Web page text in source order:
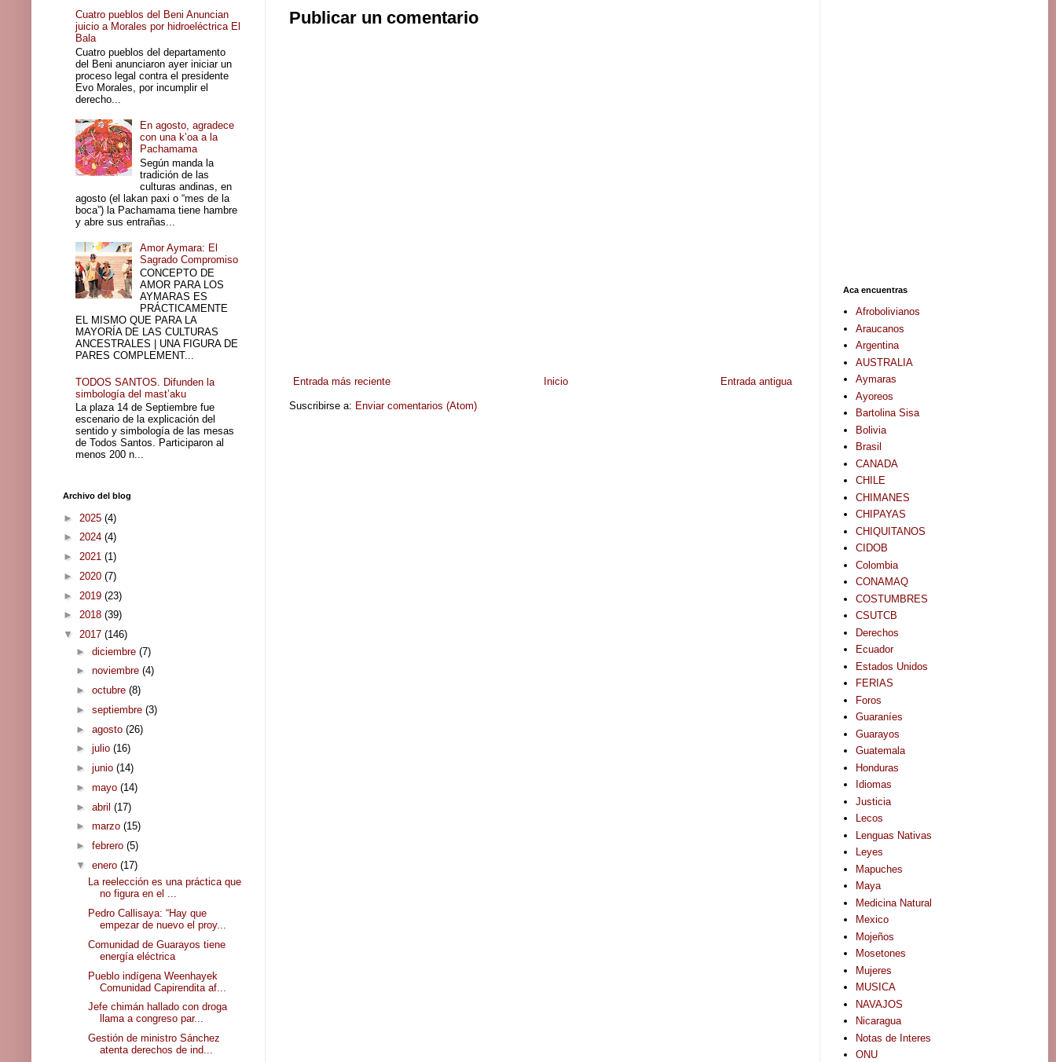
Publicar un comentario
Entrada más reciente Entrada antigua
Inicio
Suscribirse a: Enviar comentarios (Atom)
Cuatro pueblos del Beni Anuncian
juicio a Morales por hidroeléctrica El
Bala
Cuatro pueblos del departamento
del Beni anunciaron ayer iniciar un
proceso legal contra el presidente
Evo Morales, por incumplir el
derecho...
En agosto, agradece
con una k’oa a la
Pachamama
Según manda la
tradición de las
culturas andinas, en
agosto (el lakan paxi o “mes de la
boca”) la Pachamama tiene hambre
y abre sus entrañas...
Amor Aymara: El
Sagrado Compromiso
CONCEPTO DE
AMOR PARA LOS
AYMARAS ES
PRÁCTICAMENTE
EL MISMO QUE PARA LA
MAYORÍA DE LAS CULTURAS
ANCESTRALES | UNA FIGURA DE
PARES COMPLEMENT...
TODOS SANTOS. Difunden la
simbología del mast’aku
La plaza 14 de Septiembre fue
escenario de la explicación del
sentido y simbología de las mesas
de Todos Santos. Participaron al
menos 200 n...
Archivo del blog
► 2025 (4)
► 2024 (4)
► 2021 (1)
► 2020 (7)
► 2019 (23)
► 2018 (39)
▼ 2017 (146)
► diciembre (7)
► noviembre (4)
► octubre (8)
► septiembre (3)
► agosto (26)
► julio (16)
► junio (14)
► mayo (14)
► abril (17)
► marzo (15)
► febrero (5)
▼ enero (17)
La reelección es una práctica que
no figura en el ...
Pedro Callisaya: “Hay que
empezar de nuevo el proy...
Comunidad de Guarayos tiene
energía eléctrica
Pueblo indígena Weenhayek
Comunidad Capirendita af...
Jefe chimán hallado con droga
llama a congreso par...
Gestión de ministro Sánchez
atenta derechos de ind...
Aca encuentras
Afrobolivianos
Araucanos
Argentina
AUSTRALIA
Aymaras
Ayoreos
Bartolina Sisa
Bolivia
Brasil
CANADA
CHILE
CHIMANES
CHIPAYAS
CHIQUITANOS
CIDOB
Colombia
CONAMAQ
COSTUMBRES
CSUTCB
Derechos
Ecuador
Estados Unidos
FERIAS
Foros
Guaraníes
Guarayos
Guatemala
Honduras
Idiomas
Justicia
Lecos
Lenguas Nativas
Leyes
Mapuches
Maya
Medicina Natural
Mexico
Mojeños
Mosetones
Mujeres
MUSICA
NAVAJOS
Nicaragua
Notas de Interes
ONU